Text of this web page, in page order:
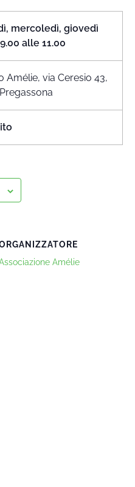
mercoledì, giovedì
alle 11.00
Amélie, via Ceresio 43,
Amélie